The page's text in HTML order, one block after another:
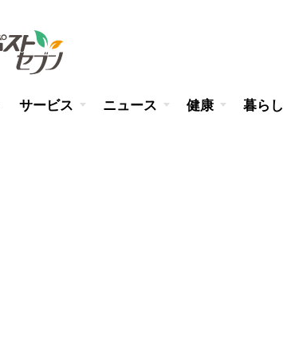
サービス ニュース 健康 暮らし